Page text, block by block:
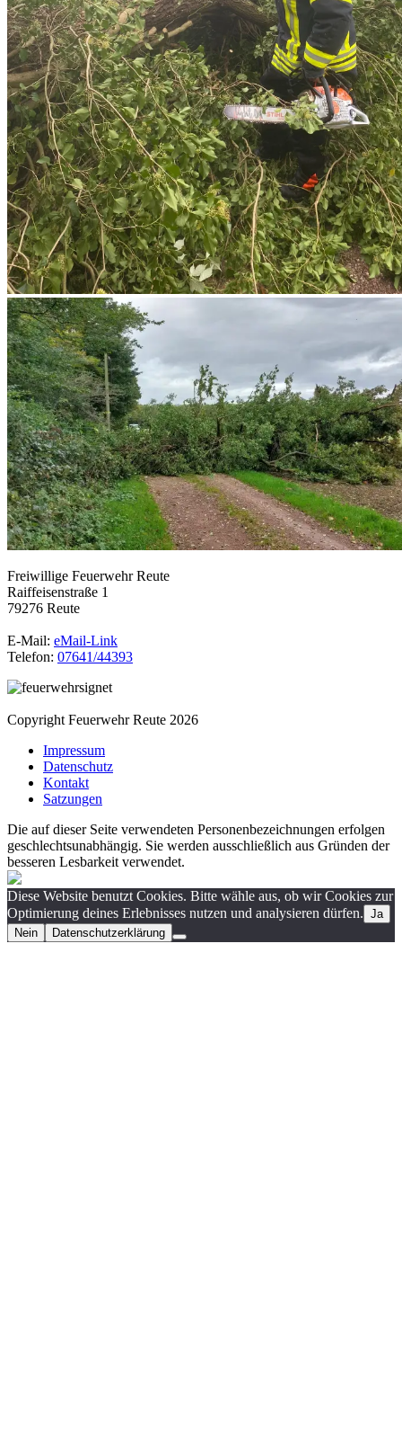
Freiwillige Feuerwehr Reute
Raiffeisenstraße 1
79276 Reute
E-Mail: eMail-Link
Telefon: 07641/44393
Copyright Feuerwehr Reute 2026
Impressum
Datenschutz
Kontakt
Satzungen
Die auf dieser Seite verwendeten Personenbezeichnungen erfolgen
geschlechtsunabhängig. Sie werden ausschließlich aus Gründen der
besseren Lesbarkeit verwendet.
Diese Website benutzt Cookies. Bitte wähle aus, ob wir Cookies zur
Optimierung deines Erlebnisses nutzen und analysieren dürfen. Ja
Nein
Datenschutzerklärung